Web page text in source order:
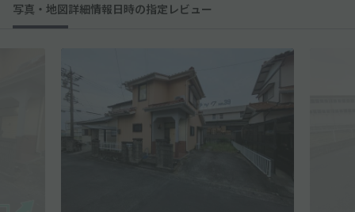
写真・地図詳細情報日時の指定 レビュー